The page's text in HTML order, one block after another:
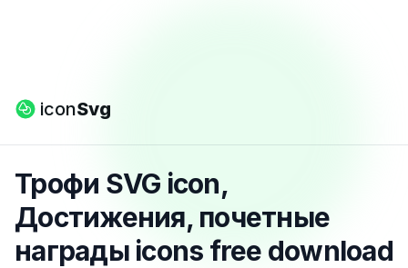
iconSvg
Трофи SVG icon,
Достижения, почетные
награды icons free download